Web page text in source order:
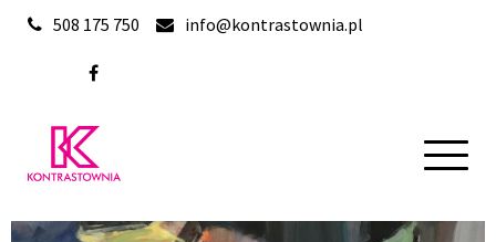
508 175 750 info@kontrastownia.pl